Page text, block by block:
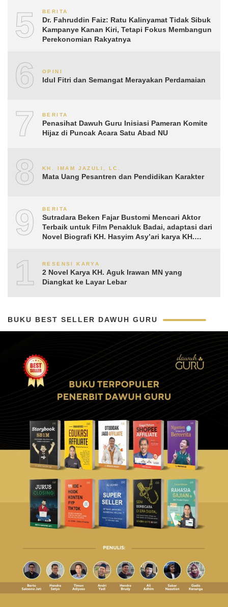
5 BERITA
Dr. Fahruddin Faiz: Ratu Kalinyamat Tidak Sibuk
Kampanye Kanan Kiri, Tetapi Fokus Membangun
Perekonomian Rakyatnya
6 OPINI
Idul Fitri dan Semangat Merayakan Perdamaian
7 BERITA
Penasihat Dawuh Guru Inisiasi Pameran Komite
Hijaz di Puncak Acara Satu Abad NU
8 KH. IMAM JAZULI, LC.
Mata Uang Pesantren dan Pendidikan Karakter
9 BERITA
Sutradara Beken Fajar Bustomi Mencari Aktor
Terbaik untuk Film Penakluk Badai, adaptasi dari
Novel Biografi KH. Hasyim Asy’ari karya KH.
10RESENSI KARYA
2 Novel Karya KH. Aguk Irawan MN yang
Diangkat ke Layar Lebar
BUKU BEST SELLER DAWUH GURU